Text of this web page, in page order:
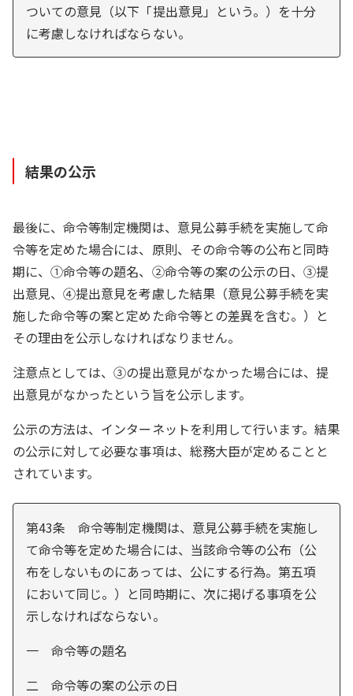
ついての意見（以下「提出意見」という。）を十分
に考慮しなければならない。
結果の公示
最後に、命令等制定機関は、意見公募手続を実施して命
令等を定めた場合には、原則、その命令等の公布と同時
期に、①命令等の題名、②命令等の案の公示の日、③提
出意見、④提出意見を考慮した結果（意見公募手続を実
施した命令等の案と定めた命令等との差異を含む。）と
その理由を公示しなければなりません。
注意点としては、③の提出意見がなかった場合には、提
出意見がなかったという旨を公示します。
公示の方法は、インターネットを利用して行います。結果
の公示に対して必要な事項は、総務大臣が定めることと
されています。
第43条 命令等制定機関は、意見公募手続を実施し
て命令等を定めた場合には、当該命令等の公布（公
布をしないものにあっては、公にする行為。第五項
において同じ。）と同時期に、次に掲げる事項を公
示しなければならない。
一 命令等の題名
二 命令等の案の公示の日